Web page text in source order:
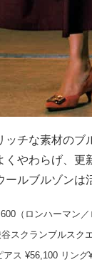
ッチな素材の
くやわらげ、
ールブルゾンは
（ロンハーマン
スクランブルスク
ス ¥56,100 リン